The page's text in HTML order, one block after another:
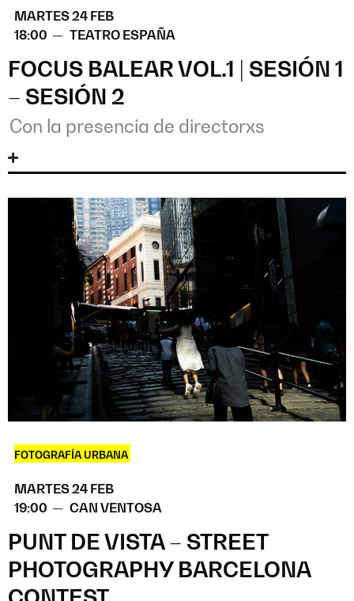
MARTES 24 FEB
18:00 — TEATRO ESPAÑA
FOCUS BALEAR VOL.1 | SESIÓN 1
– SESIÓN 2
Con la presencia de directorxs
FOTOGRAFÍA URBANA
MARTES 24 FEB
19:00 — CAN VENTOSA
PUNT DE VISTA – STREET
PHOTOGRAPHY BARCELONA